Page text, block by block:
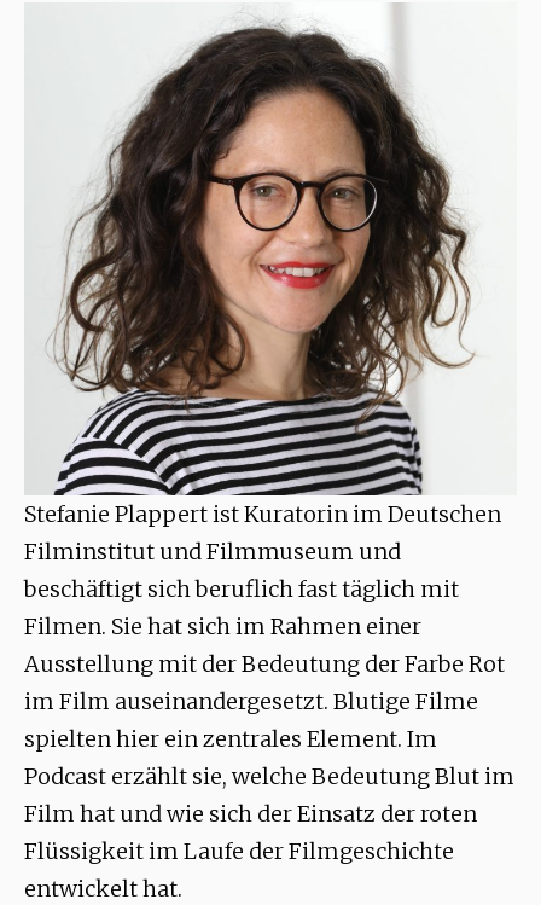
Stefanie Plappert ist Kuratorin im Deutschen
Filminstitut und Filmmuseum und
beschäftigt sich beruflich fast täglich mit
Filmen. Sie hat sich im Rahmen einer
Ausstellung mit der Bedeutung der Farbe Rot
im Film auseinandergesetzt. Blutige Filme
spielten hier ein zentrales Element. Im
Podcast erzählt sie, welche Bedeutung Blut im
Film hat und wie sich der Einsatz der roten
Flüssigkeit im Laufe der Filmgeschichte
entwickelt hat.